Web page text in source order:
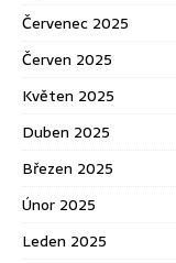
Červenec 2025
Červen 2025
Květen 2025
Duben 2025
Březen 2025
Únor 2025
Leden 2025